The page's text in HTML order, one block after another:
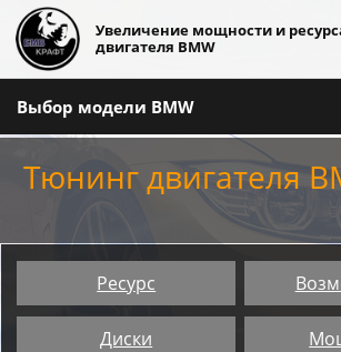
Увеличение мощности и
двигателя BMW
Выбор модели BMW
Тюнинг двигателя
Ресурс
Диски